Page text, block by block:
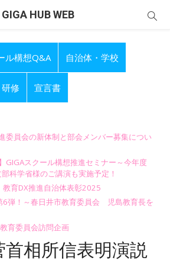
GIGA HUB WEB
ル構想Q&A 自治体・学校
研修 宣言書
委員会の新体制と部会メンバー募集につい
GIGAスクール構想推進セミナー～今年度
科学省様のご講演も実施予定！
教育DX推進自治体表彰2025
6弾！～春日井市教育委員会 児島教育長を
育委員会訪問企画
首相所信表明演説